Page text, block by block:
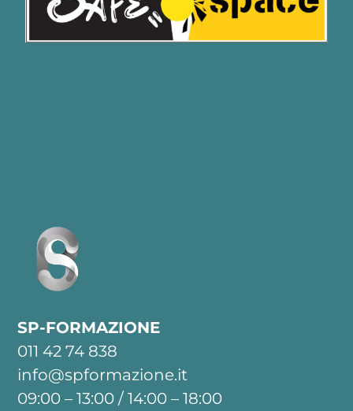
SP-FORMAZIONE
011 42 74 838
info@spformazione.it
09:00 – 13:00 / 14:00 – 18:00